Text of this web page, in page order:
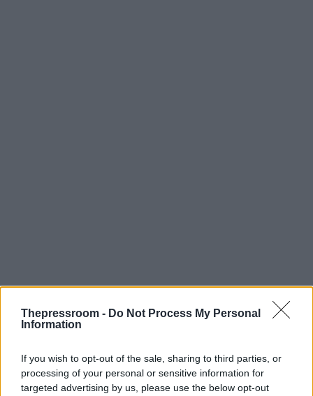
Thepressroom - Do Not Process My Personal
Information
If you wish to opt-out of the sale, sharing to third parties, or
processing of your personal or sensitive information for
targeted advertising by us, please use the below opt-out